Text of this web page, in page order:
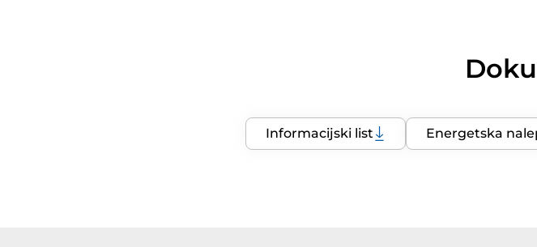
Informacijski list Energetska